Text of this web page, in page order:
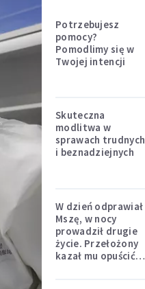
Potrzebujesz
pomocy?
Pomodlimy się w
Twojej intencji
Skuteczna
modlitwa w
sprawach trudnych
i beznadziejnych
W dzień odprawiał
Mszę, w nocy
prowadził drugie
życie. Przełożony
kazał mu opuścić